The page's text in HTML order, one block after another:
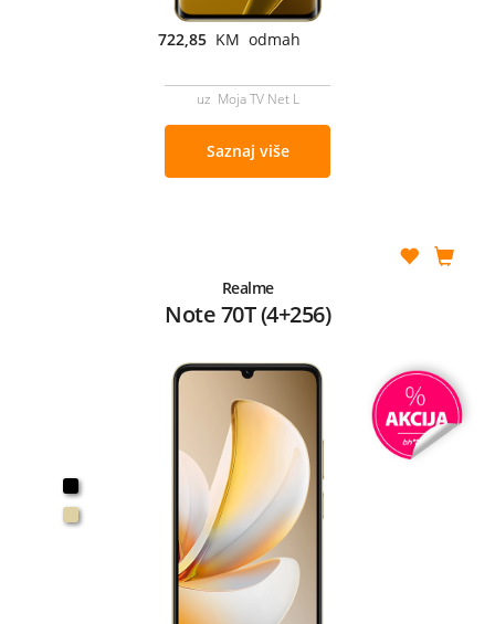
722,85 KM odmah
uz Moja TV Net L
Saznaj više
Realme
Note 70T (4+256)